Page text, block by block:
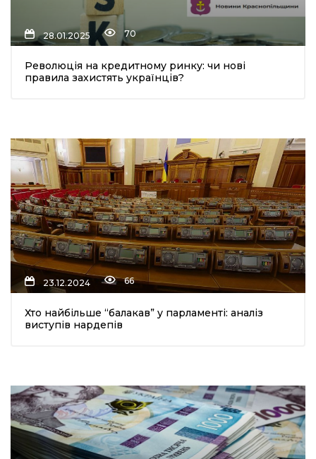
28.01.2025 70
Революція на кредитному ринку: чи нові
правила захистять українців?
23.12.2024 66
Хто найбільше “балакав” у парламенті: аналіз
виступів нардепів